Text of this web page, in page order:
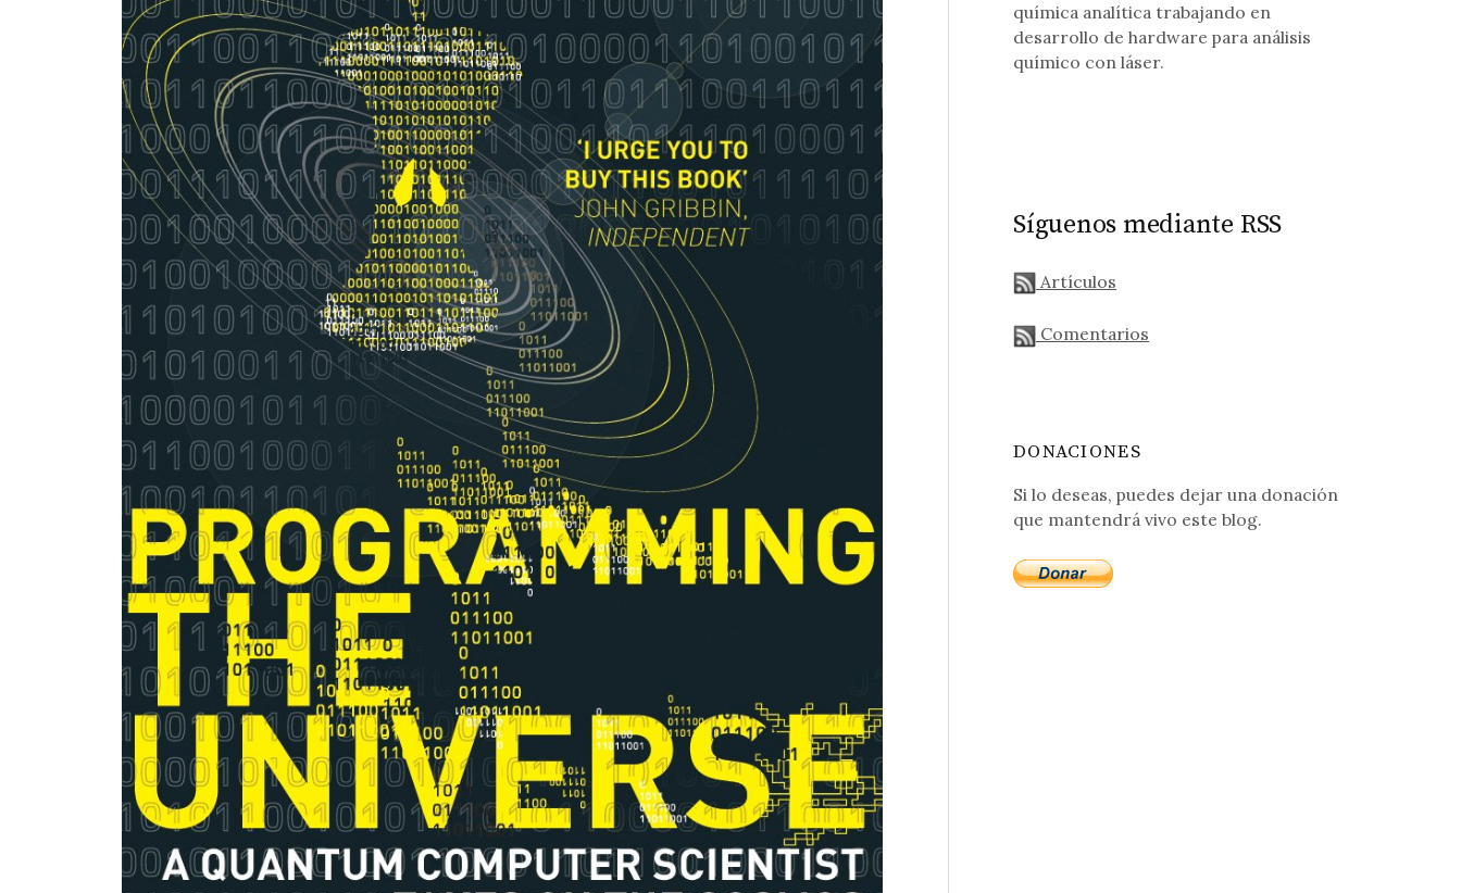
química analítica trabajando en
desarrollo de hardware para análisis
químico con láser.
Síguenos mediante RSS
Artículos
Comentarios
DONACIONES
Si lo deseas, puedes dejar una donación
que mantendrá vivo este blog.